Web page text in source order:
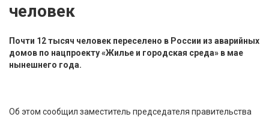
человек
Почти 12 тысяч человек переселено в России из аварийных
домов по нацпроекту «Жилье и городская среда» в мае
нынешнего года.
Об этом сообщил заместитель председателя правительства